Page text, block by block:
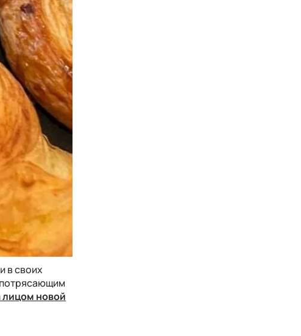
в своих
лицом новой